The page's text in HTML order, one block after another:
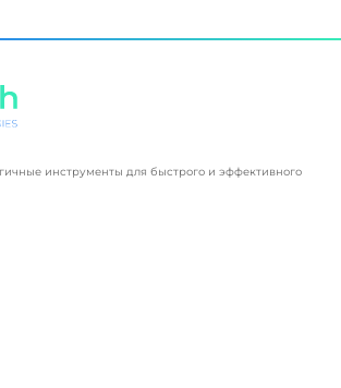
инструменты для быстрого и эффективного